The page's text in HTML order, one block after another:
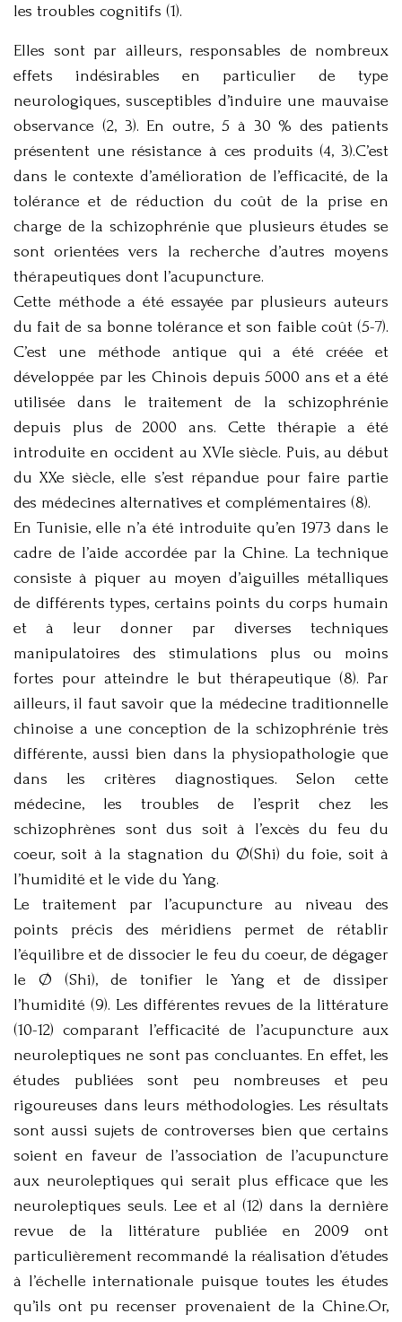
les troubles cognitifs (1).
Elles sont par ailleurs, responsables de nombreux
effets indésirables en particulier de type
neurologiques, susceptibles d’induire une mauvaise
observance (2, 3). En outre, 5 à 30 % des patients
présentent une résistance à ces produits (4, 3).C’est
dans le contexte d’amélioration de l’efficacité, de la
tolérance et de réduction du coût de la prise en
charge de la schizophrénie que plusieurs études se
sont orientées vers la recherche d’autres moyens
thérapeutiques dont l’acupuncture.
Cette méthode a été essayée par plusieurs auteurs
du fait de sa bonne tolérance et son faible coût (5-7).
C’est une méthode antique qui a été créée et
développée par les Chinois depuis 5000 ans et a été
utilisée dans le traitement de la schizophrénie
depuis plus de 2000 ans. Cette thérapie a été
introduite en occident au XVIe siècle. Puis, au début
du XXe siècle, elle s’est répandue pour faire partie
des médecines alternatives et complémentaires (8).
En Tunisie, elle n’a été introduite qu’en 1973 dans le
cadre de l’aide accordée par la Chine. La technique
consiste à piquer au moyen d’aiguilles métalliques
de différents types, certains points du corps humain
et à leur donner par diverses techniques
manipulatoires des stimulations plus ou moins
fortes pour atteindre le but thérapeutique (8). Par
ailleurs, il faut savoir que la médecine traditionnelle
chinoise a une conception de la schizophrénie très
différente, aussi bien dans la physiopathologie que
dans les critères diagnostiques. Selon cette
médecine, les troubles de l’esprit chez les
schizophrènes sont dus soit à l’excès du feu du
coeur, soit à la stagnation du Ø(Shi) du foie, soit à
l’humidité et le vide du Yang.
Le traitement par l’acupuncture au niveau des
points précis des méridiens permet de rétablir
l’équilibre et de dissocier le feu du coeur, de dégager
le Ø (Shi), de tonifier le Yang et de dissiper
l’humidité (9). Les différentes revues de la littérature
(10-12) comparant l’efficacité de l’acupuncture aux
neuroleptiques ne sont pas concluantes. En effet, les
études publiées sont peu nombreuses et peu
rigoureuses dans leurs méthodologies. Les résultats
sont aussi sujets de controverses bien que certains
soient en faveur de l’association de l’acupuncture
aux neuroleptiques qui serait plus efficace que les
neuroleptiques seuls. Lee et al (12) dans la dernière
revue de la littérature publiée en 2009 ont
particulièrement recommandé la réalisation d’études
à l’échelle internationale puisque toutes les études
qu’ils ont pu recenser provenaient de la Chine.Or,